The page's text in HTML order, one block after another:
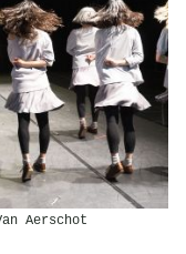
Aerschot